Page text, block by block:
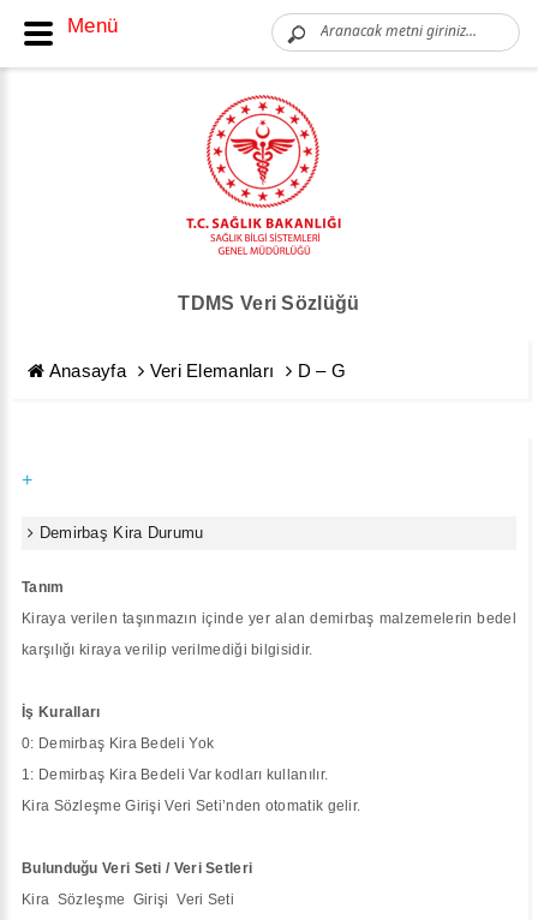
TDMS Veri Sözlüğü
Anasayfa Veri Elemanları D – G
+
Demirbaş Kira Durumu
Tanım
Kiraya verilen taşınmazın içinde yer alan demirbaş malzemelerin bedel
karşılığı kiraya verilip verilmediği bilgisidir.
İş Kuralları
0: Demirbaş Kira Bedeli Yok
1: Demirbaş Kira Bedeli Var kodları kullanılır.
Kira Sözleşme Girişi Veri Seti’nden otomatik gelir.
Bulunduğu Veri Seti / Veri Setleri
Kira Sözleşme Girişi Veri Seti
Menü